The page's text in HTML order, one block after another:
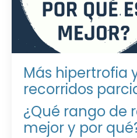
Más hipertrofia
recorridos
¿Qué rango de
mejor y por